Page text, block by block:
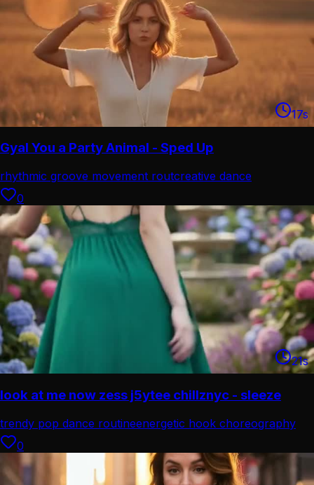
17s
Gyal You a Party Animal - Sped Up
rhythmic groove movement routcreative dance
performance
0
21s
look at me now zess j5ytee chillznyc - sleeze
trendy pop dance routineenergetic hook choreography
0